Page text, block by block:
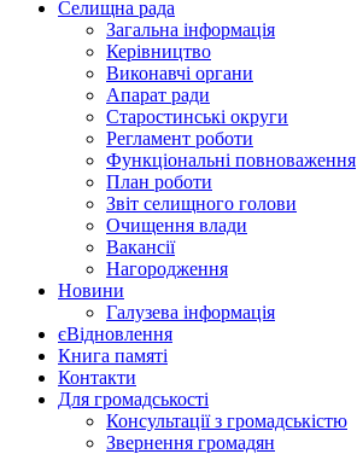
Селищна рада
Загальна інформація
Керівництво
Виконавчі органи
Апарат ради
Старостинські округи
Регламент роботи
Функціональні повноваження
План роботи
Звіт селищного голови
Очищення влади
Вакансії
Нагородження
Новини
Галузева інформація
єВідновлення
Книга памяті
Контакти
Для громадськості
Консультації з громадськістю
Звернення громадян